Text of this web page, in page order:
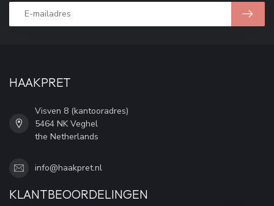
HAAKPRET
Visven 8 (kantooradres)
5464 NK Veghel
the Netherlands
info@haakpret.nl
KLANTBEOORDELINGEN